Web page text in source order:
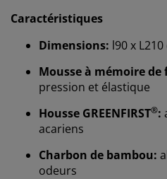
Caractéristiques
Dimensions: l90 x
Mousse à mémoire de
pression et élastique
Housse GREENFIRST®:
acariens
Charbon de bambou:
odeurs